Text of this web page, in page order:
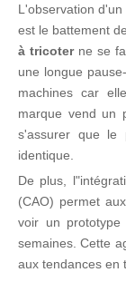
L'observation
est le battement
à tricoter ne se
une longue
machines car
marque vend un
s'assurer que le
identique.
De plus,
(CAO) permet
voir un
semaines. Cette
aux tendances en